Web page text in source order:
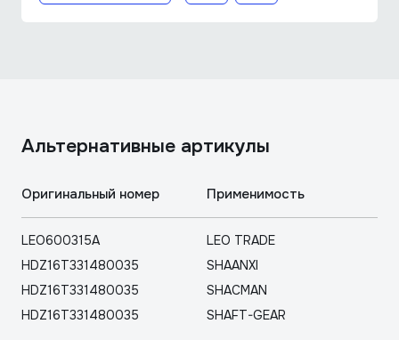
Aльтернативные артикулы
Оригинальный номер Применимость
LEO600315A
LEO TRADE
HDZ16T331480035
SHAANXI
HDZ16T331480035
SHACMAN
HDZ16T331480035
SHAFT-GEAR